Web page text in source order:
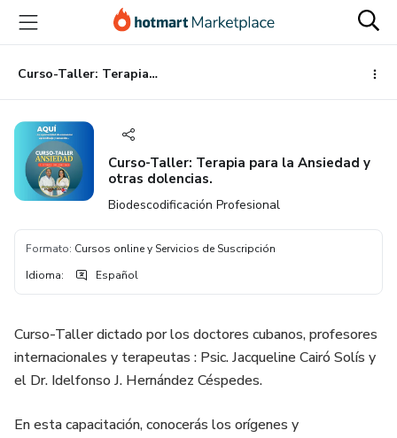
principal
página
de
página
Curso-Taller: Terapia para la Ansiedad y otras dolencias.
Curso-Taller: Terapia para la Ansiedad y
otras dolencias.
Biodescodificación Profesional
Formato: Cursos online y Servicios de Suscripción
Idioma: Español
Curso-Taller dictado por los doctores cubanos, profesores
internacionales y terapeutas : Psic. Jacqueline Cairó Solís y
el Dr. Idelfonso J. Hernández Céspedes.
En esta capacitación, conocerás los orígenes y